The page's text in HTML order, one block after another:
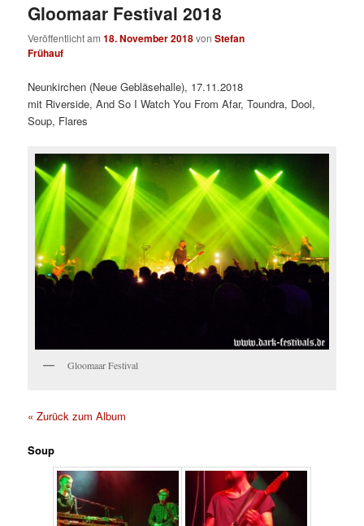
Gloomaar Festival 2018
Veröffentlicht am18. November 2018vonStefan
Frühauf
Neunkirchen (Neue Gebläsehalle), 17.11.2018
mit Riverside, And So I Watch You From Afar, Toundra, Dool,
Soup, Flares
Gloomaar Festival
« Zurück zum Album
Soup